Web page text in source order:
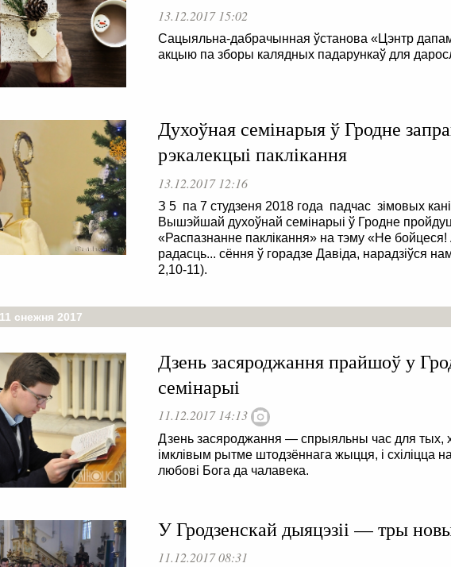
13.12.2017 15:02
Сацыяльна-дабрачынная ўстанова «Цэнтр
акцыю па зборы калядных падарункаў для
Духоўная семінарыя ў Гродне
рэкалекцыі паклікання
13.12.2017 12:16
З 5 па 7 студзеня 2018 года падчас зімовых
Вышэйшай духоўнай семінарыі ў Гродне
«Распазнанне паклікання» на тэму «Не
радасць... сёння ў горадзе Давіда, нарадзіўся
2,10-11).
снежня 2017
Дзень засяроджання прайшоў у
семінарыі
11.12.2017 14:13
Дзень засяроджання — спрыяльны час для тых,
імклівым рытме штодзённага жыцця, і схіліцца
любові Бога да чалавека.
У Гродзенскай дыяцэзіі — тры
11.12.2017 08:31